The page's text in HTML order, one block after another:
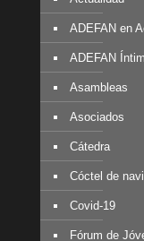
ADEFAN en
ADEFAN
Asambleas
Asociados
Cátedra
Cóctel de
Covid-19
Fórum de